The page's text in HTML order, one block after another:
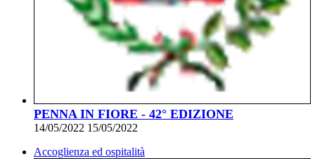
PENNA IN FIORE - 42° EDIZIONE
14/05/2022 15/05/2022
Accoglienza ed ospitalità